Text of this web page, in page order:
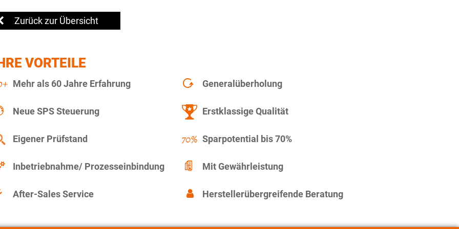
Zurück zur Übersicht
VORTEILE
Mehr als 60 Jahre Erfahrung Generalüberholung
Neue SPS Steuerung Erstklassige Qualität
Eigener Prüfstand Sparpotential bis 70%
Inbetriebnahme/ Prozesseinbindung Mit Gewährleistung
After-Sales Service Herstellerübergreifende Beratung